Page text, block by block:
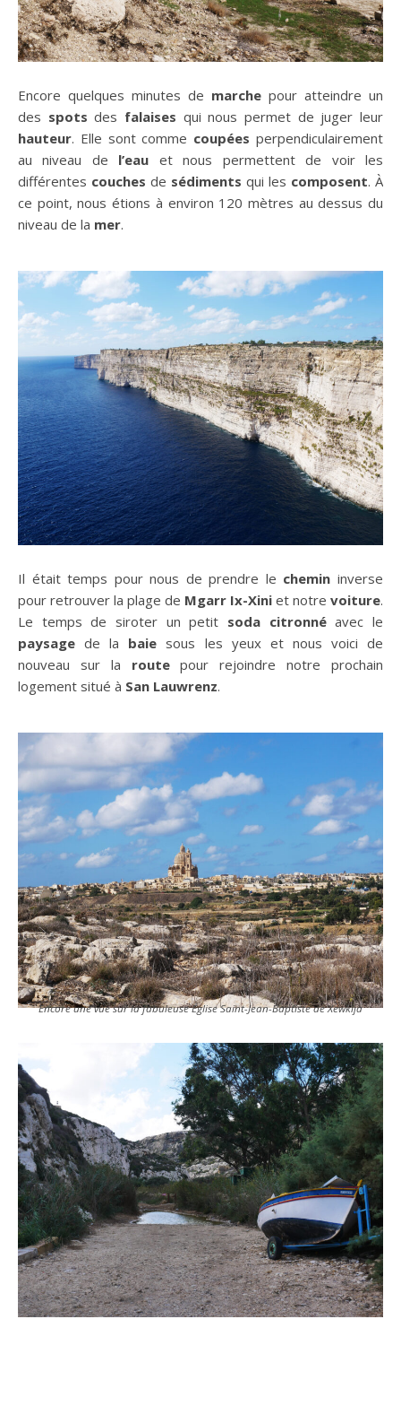
Encore quelques minutes de marche pour atteindre un
des spots des falaises qui nous permet de juger leur
hauteur. Elle sont comme coupées perpendiculairement
au niveau de l’eau et nous permettent de voir les
différentes couches de sédiments qui les composent. À
ce point, nous étions à environ 120 mètres au dessus du
niveau de la mer.
Il était temps pour nous de prendre le chemin inverse
pour retrouver la plage de Mgarr Ix-Xini et notre voiture.
Le temps de siroter un petit soda citronnéavec le
paysage de la baie sous les yeux et nous voici de
nouveau sur la routepour rejoindre notre prochain
logement situé à San Lauwrenz.
Encore une vue sur la fabuleuse Église Saint-Jean-Baptiste de Xewkija